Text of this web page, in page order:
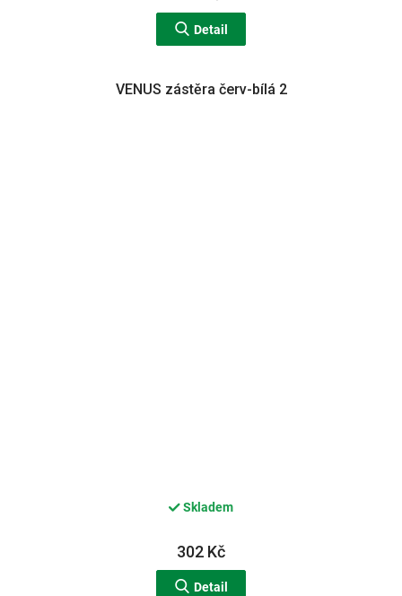
Detail
VENUS zástěra červ-bílá 2
Skladem
302 Kč
Detail